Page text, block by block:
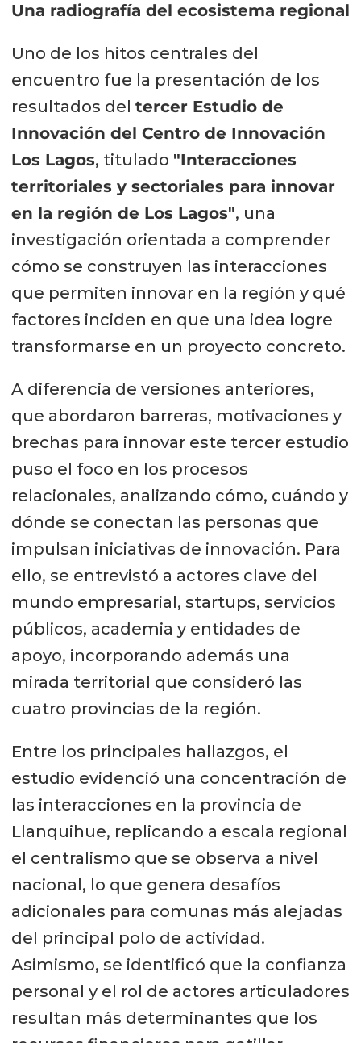
Una radiografía del ecosistema regional
Uno de los hitos centrales del
encuentro fue la presentación de los
resultados del tercer Estudio de
Innovación del Centro de Innovación
Los Lagos, titulado "Interacciones
territoriales y sectoriales para innovar
en la región de Los Lagos", una
investigación orientada a comprender
cómo se construyen las interacciones
que permiten innovar en la región y qué
factores inciden en que una idea logre
transformarse en un proyecto concreto.
A diferencia de versiones anteriores,
que abordaron barreras, motivaciones y
brechas para innovar este tercer estudio
puso el foco en los procesos
relacionales, analizando cómo, cuándo y
dónde se conectan las personas que
impulsan iniciativas de innovación. Para
ello, se entrevistó a actores clave del
mundo empresarial, startups, servicios
públicos, academia y entidades de
apoyo, incorporando además una
mirada territorial que consideró las
cuatro provincias de la región.
Entre los principales hallazgos, el
estudio evidenció una concentración de
las interacciones en la provincia de
Llanquihue, replicando a escala regional
el centralismo que se observa a nivel
nacional, lo que genera desafíos
adicionales para comunas más alejadas
del principal polo de actividad.
Asimismo, se identificó que la confianza
personal y el rol de actores articuladores
resultan más determinantes que los